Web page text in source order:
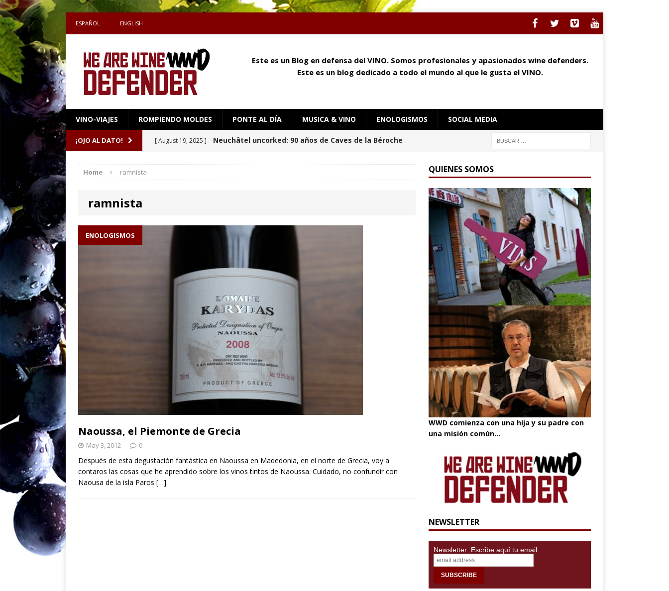
ESPAÑOL ENGLISH
Este es un Blog en defensa del VINO. Somos profesionales y apasionados wine defenders.
Este es un blog dedicado a todo el mundo al que le gusta el VINO.
VINO-VIAJES ROMPIENDO MOLDES PONTE AL DÍA MUSICA & VINO ENOLOGISMOS SOCIAL MEDIA
¡OJO AL DATO! [ July 27, 2026 ] Sake y queso: cómo el aroma, la textura y el umami
caliza escribe el vino ENOLOGISMOS
Swiss Wines, Arte & Paolo Basso en Zürich
[ August 19, 2025 ] Neuchâtel uncorked: 90 años de Caves de la Béroche
– ¡90 años y brindando! ENOLOGISMOS
Home ramnista
ramnista
ENOLOGISMOS
Naoussa, el Piemonte de Grecia
May 3, 2012 0
Después de esta degustación fantástica en Naoussa en Madedonia, en el norte de Grecia, voy a
contaros las cosas que he aprendido sobre los vinos tintos de Naoussa. Cuidado, no confundir con
Naousa de la isla Paros […]
QUIENES SOMOS
WWD comienza con una hija y su padre con
una misión común...
NEWSLETTER
Newsletter: Escribe aquí tu email